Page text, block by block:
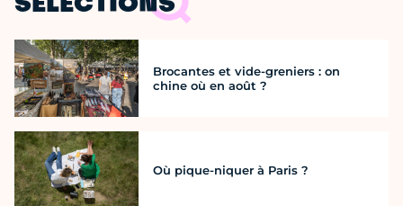
SÉLECTIONS
Brocantes et vide-greniers : on
chine où en août ?
Où pique-niquer à Paris ?